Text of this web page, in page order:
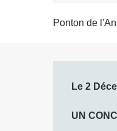
Ponton de
Le 2
UN